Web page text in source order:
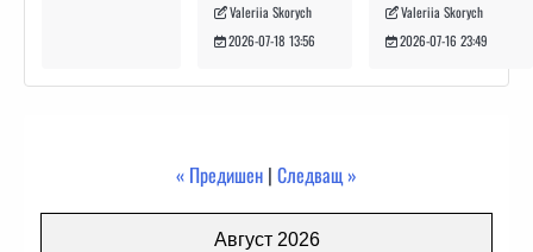
Valeriia Skorych
2026-07-18 13:56
Valeriia Skorych
2026-07-16 23:49
« Предишен | Следващ »
Август 2026